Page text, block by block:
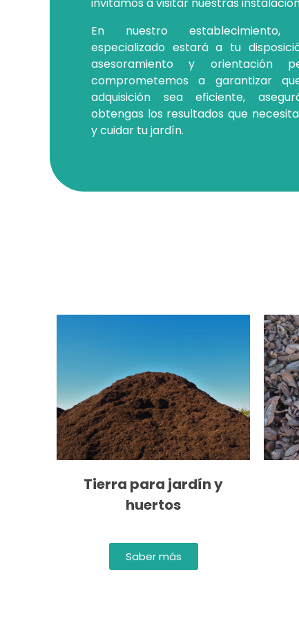
En nuestro establecimiento,
especializado estará a tu
asesoramiento y orientación
comprometemos a garantizar
adquisición sea eficiente,
obtengas los resultados que
y cuidar tu jardín.
Tierra para jardín y
huertos
Saber más